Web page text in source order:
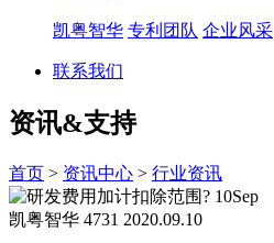
凯粤智华 专利团队 企业风采
联系我们
资讯&支持
首页 > 资讯中心 > 行业资讯
10Sep
凯粤智华 4731 2020.09.10